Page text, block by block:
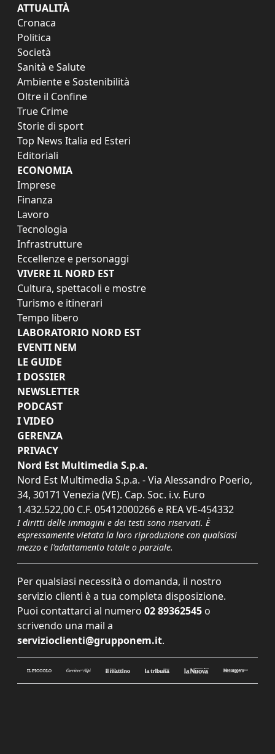
ATTUALITÀ
Cronaca
Politica
Società
Sanità e Salute
Ambiente e Sostenibilità
Oltre il Confine
True Crime
Storie di sport
Top News Italia ed Esteri
Editoriali
ECONOMIA
Imprese
Finanza
Lavoro
Tecnologia
Infrastrutture
Eccellenze e personaggi
VIVERE IL NORD EST
Cultura, spettacoli e mostre
Turismo e itinerari
Tempo libero
LABORATORIO NORD EST
EVENTI NEM
LE GUIDE
I DOSSIER
NEWSLETTER
PODCAST
I VIDEO
GERENZA
PRIVACY
Nord Est Multimedia S.p.a.
Nord Est Multimedia S.p.a. - Via Alessandro Poerio,
34, 30171 Venezia (VE). Cap. Soc. i.v. Euro
1.432.522,00 C.F. 05412000266 e REA VE-454332
I diritti delle immagini e dei testi sono riservati. È
espressamente vietata la loro riproduzione con qualsiasi
mezzo e l'adattamento totale o parziale.
Per qualsiasi necessità o domanda, il nostro
servizio clienti è a tua completa disposizione.
Puoi contattarci al numero 02 89362545 o
scrivendo una mail a
servizioclienti@grupponem.it.